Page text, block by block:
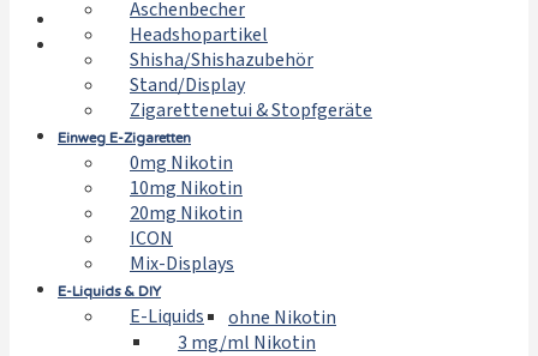
Aschenbecher
Headshopartikel
Shisha/Shishazubehör
Stand/Display
Zigarettenetui & Stopfgeräte
Einweg E-Zigaretten
0mg Nikotin
10mg Nikotin
20mg Nikotin
ICON
Mix-Displays
E-Liquids & DIY
E-Liquids
ohne Nikotin
3 mg/ml Nikotin